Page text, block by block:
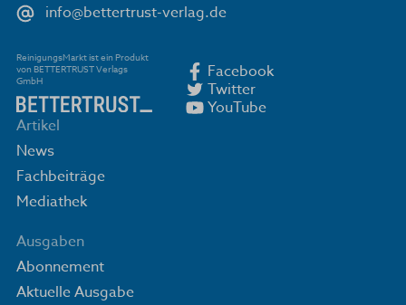
info@bettertrust-verlag.de
ReinigungsMarkt ist ein Produkt
von BETTERTRUST Verlags
GmbH
Facebook
Twitter
YouTube
Artikel
News
Fachbeiträge
Mediathek
Ausgaben
Abonnement
Aktuelle Ausgabe